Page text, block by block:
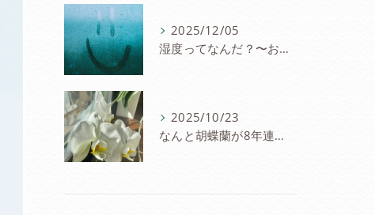
2025/12/05
湿度ってなんだ？〜お家と湿度の研究会
2025/10/23
なんと胡蝶蘭が8年連続８度目の開花〜FCON住宅の快適さに驚愕の声！